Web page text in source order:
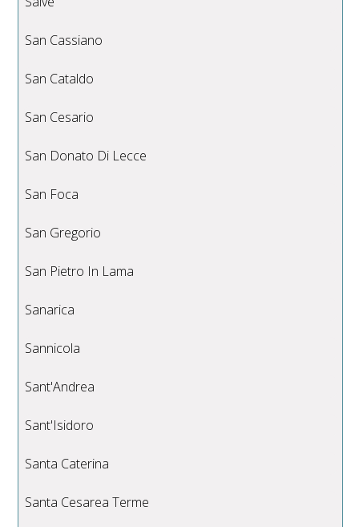
San Cassiano
San Cataldo
San Cesario
San Donato Di Lecce
San Foca
San Gregorio
San Pietro In Lama
Sanarica
Sannicola
Sant'Andrea
Sant'Isidoro
Santa Caterina
Santa Cesarea Terme